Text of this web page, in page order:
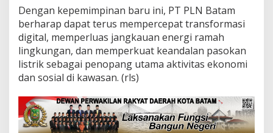
t
u
r
U
a
a
B
a
r
u
Dengan kepemimpinan baru ini, PT PLN Batam
berharap dapat terus mempercepat transformasi
digital, memperluas jangkauan energi ramah
lingkungan, dan memperkuat keandalan pasokan
listrik sebagai penopang utama aktivitas ekonomi
dan sosial di kawasan. (rls)